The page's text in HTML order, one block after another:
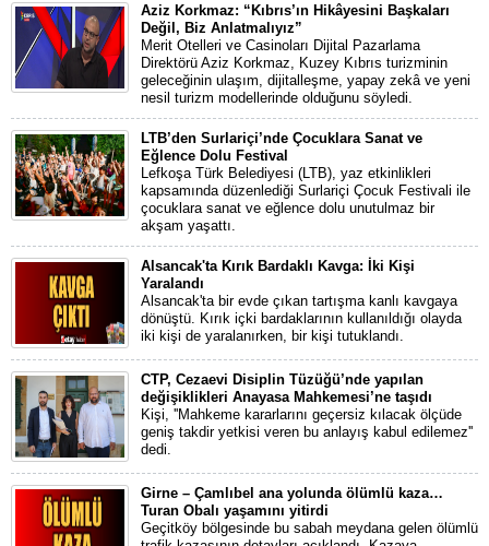
Aziz Korkmaz: “Kıbrıs’ın Hikâyesini Başkaları
Değil, Biz Anlatmalıyız”
Merit Otelleri ve Casinoları Dijital Pazarlama
Direktörü Aziz Korkmaz, Kuzey Kıbrıs turizminin
geleceğinin ulaşım, dijitalleşme, yapay zekâ ve yeni
nesil turizm modellerinde olduğunu söyledi.
LTB’den Surlariçi’nde Çocuklara Sanat ve
Eğlence Dolu Festival
Lefkoşa Türk Belediyesi (LTB), yaz etkinlikleri
kapsamında düzenlediği Surlariçi Çocuk Festivali ile
çocuklara sanat ve eğlence dolu unutulmaz bir
akşam yaşattı.
Alsancak'ta Kırık Bardaklı Kavga: İki Kişi
Yaralandı
Alsancak'ta bir evde çıkan tartışma kanlı kavgaya
dönüştü. Kırık içki bardaklarının kullanıldığı olayda
iki kişi de yaralanırken, bir kişi tutuklandı.
CTP, Cezaevi Disiplin Tüzüğü’nde yapılan
değişiklikleri Anayasa Mahkemesi’ne taşıdı
Kişi, ''Mahkeme kararlarını geçersiz kılacak ölçüde
geniş takdir yetkisi veren bu anlayış kabul edilemez''
dedi.
Girne – Çamlıbel ana yolunda ölümlü kaza…
Turan Obalı yaşamını yitirdi
Geçitköy bölgesinde bu sabah meydana gelen ölümlü